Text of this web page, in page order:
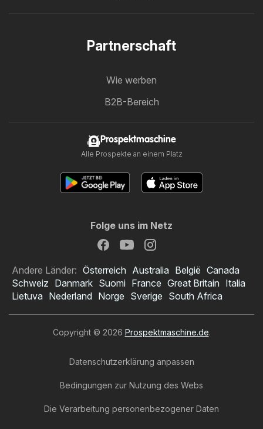
Partnerschaft
Wie werben
B2B-Bereich
Prospektmaschine
Alle Prospekte an einem Platz
Folge uns im Netz
Andere Länder: Österreich Australia België Canada
Schweiz Danmark Suomi France Great Britain Italia
Lietuva Nederland Norge Sverige South Africa
Copyright © 2026 Prospektmaschine.de.
Datenschutzerklärung anpassen
Bedingungen zur Nutzung des Webs
Die Verarbeitung personenbezogener Daten